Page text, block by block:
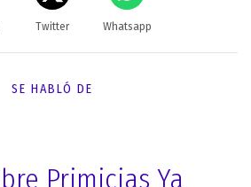
Twitter Whatsapp
SE HABLÓ DE
Primicias Ya